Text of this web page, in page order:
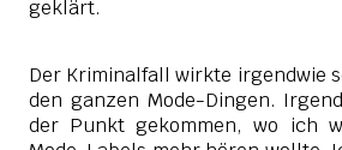
geklärt.
Der Kriminalfall wirkte irgendwie
den ganzen Mode-Dingen.
der Punkt gekommen, wo ich